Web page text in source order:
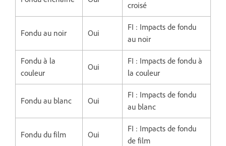
croisé
Fondu au noir Oui
FI : Impacts de fondu
au noir
Fondu à la
couleur
Oui
FI : Impacts de fondu à
la couleur
Fondu au blanc Oui
FI : Impacts de fondu
au blanc
Fondu du film Oui
FI : Impacts de fondu
de film